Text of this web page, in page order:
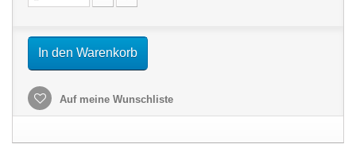
In den Warenkorb
Auf meine Wunschliste